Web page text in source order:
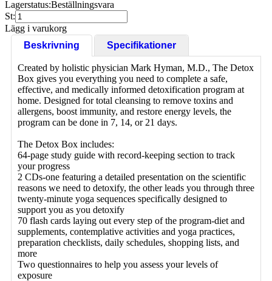
Lagerstatus:Beställningsvara
St:
Lägg i varukorg
Beskrivning
Specifikationer
Created by holistic physician Mark Hyman, M.D., The Detox
Box gives you everything you need to complete a safe,
effective, and medically informed detoxification program at
home. Designed for total cleansing to remove toxins and
allergens, boost immunity, and restore energy levels, the
program can be done in 7, 14, or 21 days.
The Detox Box includes:
64-page study guide with record-keeping section to track
your progress
2 CDs-one featuring a detailed presentation on the scientific
reasons we need to detoxify, the other leads you through three
twenty-minute yoga sequences specifically designed to
support you as you detoxify
70 flash cards laying out every step of the program-diet and
supplements, contemplative activities and yoga practices,
preparation checklists, daily schedules, shopping lists, and
more
Two questionnaires to help you assess your levels of
exposure